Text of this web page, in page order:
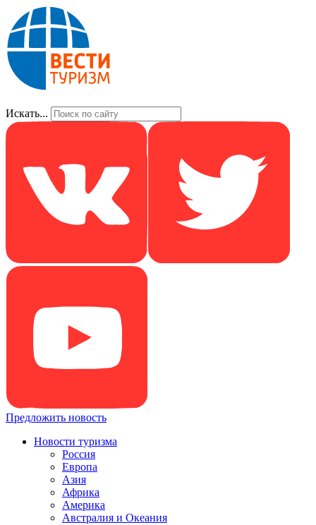
Искать...
Предложить новость
Новости туризма
Россия
Европа
Азия
Африка
Америка
Австралия и Океания